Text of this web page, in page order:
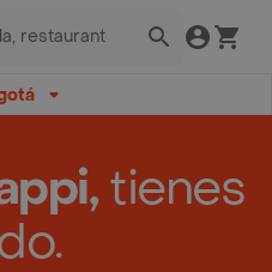
tienes